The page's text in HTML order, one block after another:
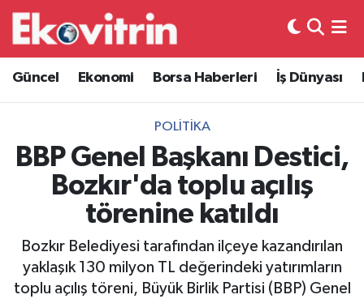
Güncel Ekonomi Borsa Haberleri İş Dünyası
POLITIKA
BBP Genel Başkanı Destici,
Bozkır'da toplu açılış
törenine katıldı
Bozkır Belediyesi tarafından ilçeye kazandırılan
yaklaşık 130 milyon TL değerindeki yatırımların
toplu açılış töreni, Büyük Birlik Partisi (BBP) Genel
Güncel
Ekonomi
Borsa Haberleri
İş Dünyası
Lojistik
Otovitrin
Hava Durumu
Trafik Durumu
Süper Lig Puan Durumu ve Fikstür
Tüm Manşetler
Son Dakika Haberleri
Haber Arşivi